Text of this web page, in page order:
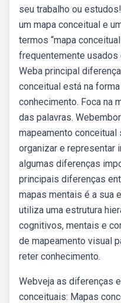
seu trabalho ou
um mapa conceitual e
termos “mapa
frequentemente
Weba principal
conceitual está na
conhecimento. Foca na
das palavras.
mapeamento
organizar e representar
algumas diferenças
principais diferenças
mapas mentais é a sua
utiliza uma estrutura
cognitivos, mentais e
de mapeamento visual
reter conhecimento.
Webveja as diferenças
conceituais: Mapas